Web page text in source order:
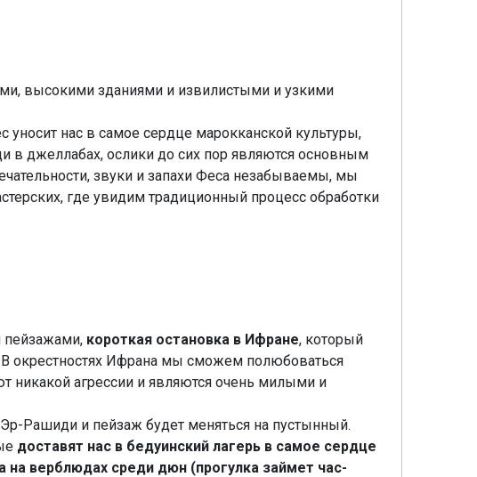
высокими зданиями и извилистыми и узкими
нас в самое сердце марокканской культуры,
в джеллабах, ослики до сих пор являются основным
звуки и запахи Феса незабываемы, мы
где увидим традиционный процесс обработки
пейзажами, короткая остановка в Ифране, который
окрестностях Ифрана мы сможем полюбоваться
никакой агрессии и являются очень милыми и
Рашиди и пейзаж будет меняться на пустынный.
доставят нас в бедуинский лагерь в самое сердце
верблюдах среди дюн (прогулка займет час-